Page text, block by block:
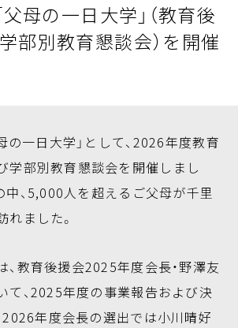
母の一日大学」（教育後
部別教育懇談会）を開催
の一日大学」として、2026年度教育
学部別教育懇談会を開催しまし
中、5,000人を超えるご父母が千里
ました。
教育後援会2025年度会長・野澤友
て、2025年度の事業報告および決
2026年度会長の選出では小川晴好